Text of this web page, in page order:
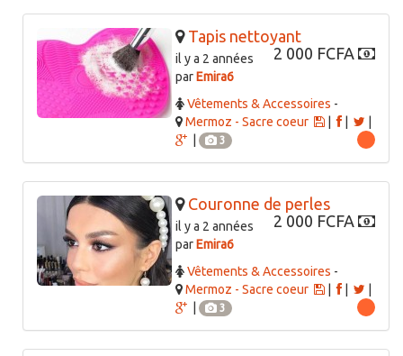
Tapis nettoyant
2 000 FCFA
il y a 2 années
parEmira6
Vêtements & Accessoires -
Mermoz - Sacre coeur
|
3
Couronne de perles
2 000 FCFA
il y a 2 années
parEmira6
Vêtements & Accessoires -
Mermoz - Sacre coeur
|
3